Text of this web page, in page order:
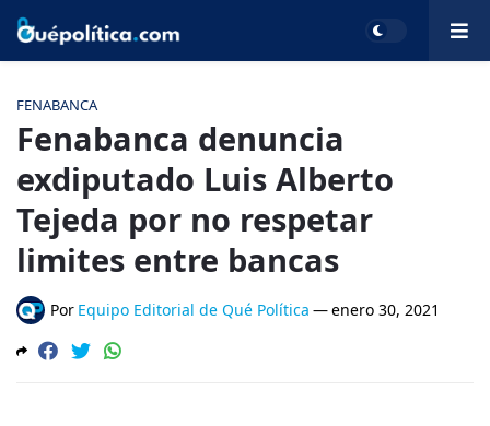
FENABANCA
Fenabanca denuncia
exdiputado Luis Alberto
Tejeda por no respetar
limites entre bancas
Por Equipo Editorial de Qué Política —enero 30, 2021